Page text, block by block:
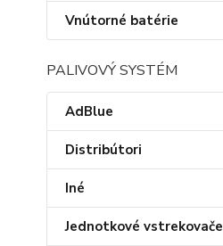
Vnútorné batérie
PALIVOVÝ SYSTÉM
AdBlue
Distribútori
Iné
Jednotkové vstrekovače